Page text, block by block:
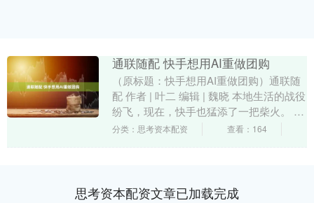
通联随配 快手想用AI重做团购
（原标题：快手想用AI重做团购）通联随
配 作者 | 叶二 编辑 | 魏晓 本地生活的战役
纷飞，现在，快手也猛添了一把柴火。 4
月17日，在聚力大会上，快手再次向....
分类：思考资本配资 查看：164
思考资本配资文章已加载完成